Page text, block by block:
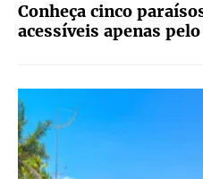
Conheça cinco
acessíveis apenas